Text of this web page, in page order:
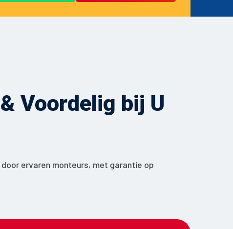
Voordelig bij U
ervaren monteurs, met garantie op